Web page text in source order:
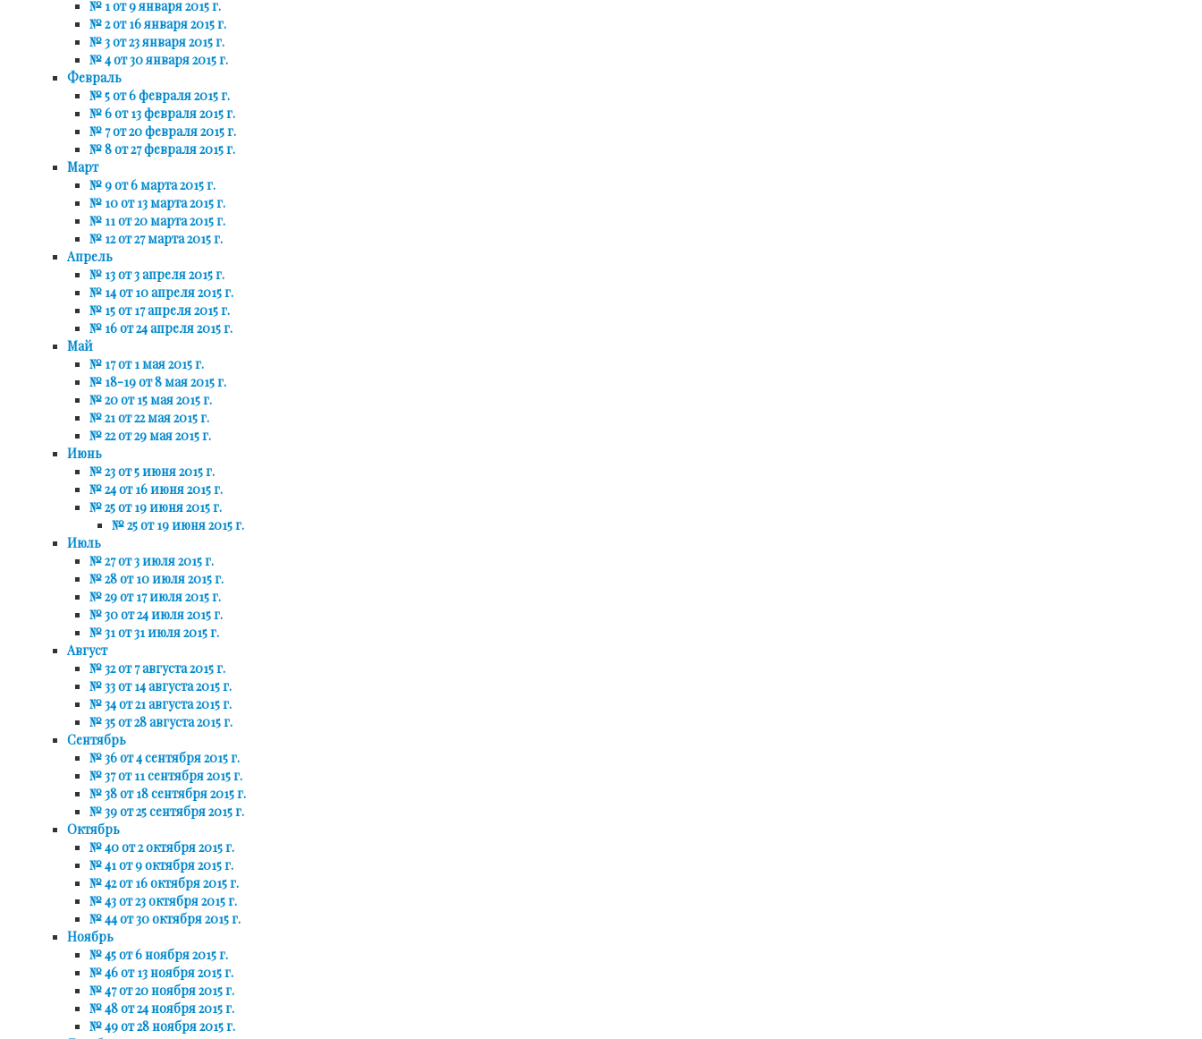
№ 1 от 9 января 2015 г.
№ 2 от 16 января 2015 г.
№ 3 от 23 января 2015 г.
№ 4 от 30 января 2015 г.
Февраль
№ 5 от 6 февраля 2015 г.
№ 6 от 13 февраля 2015 г.
№ 7 от 20 февраля 2015 г.
№ 8 от 27 февраля 2015 г.
Март
№ 9 от 6 марта 2015 г.
№ 10 от 13 марта 2015 г.
№ 11 от 20 марта 2015 г.
№ 12 от 27 марта 2015 г.
Апрель
№ 13 от 3 апреля 2015 г.
№ 14 от 10 апреля 2015 г.
№ 15 от 17 апреля 2015 г.
№ 16 от 24 апреля 2015 г.
Май
№ 17 от 1 мая 2015 г.
№ 18-19 от 8 мая 2015 г.
№ 20 от 15 мая 2015 г.
№ 21 от 22 мая 2015 г.
№ 22 от 29 мая 2015 г.
Июнь
№ 23 от 5 июня 2015 г.
№ 24 от 16 июня 2015 г.
№ 25 от 19 июня 2015 г.
№ 25 от 19 июня 2015 г.
Июль
№ 27 от 3 июля 2015 г.
№ 28 от 10 июля 2015 г.
№ 29 от 17 июля 2015 г.
№ 30 от 24 июля 2015 г.
№ 31 от 31 июля 2015 г.
Август
№ 32 от 7 августа 2015 г.
№ 33 от 14 августа 2015 г.
№ 34 от 21 августа 2015 г.
№ 35 от 28 августа 2015 г.
Сентябрь
№ 36 от 4 сентября 2015 г.
№ 37 от 11 сентября 2015 г.
№ 38 от 18 сентября 2015 г.
№ 39 от 25 сентября 2015 г.
Октябрь
№ 40 от 2 октября 2015 г.
№ 41 от 9 октября 2015 г.
№ 42 от 16 октября 2015 г.
№ 43 от 23 октября 2015 г.
№ 44 от 30 октября 2015 г.
Ноябрь
№ 45 от 6 ноября 2015 г.
№ 46 от 13 ноября 2015 г.
№ 47 от 20 ноября 2015 г.
№ 48 от 24 ноября 2015 г.
№ 49 от 28 ноября 2015 г.